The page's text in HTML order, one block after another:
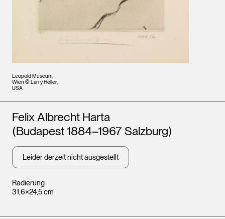
Leopold Museum,
Wien © Larry Heller,
USA
Radierung
31,6×24,5 cm
Künstler*innen
Felix Albrecht Harta
(Budapest 1884–1967 Salzburg)
Leider derzeit nicht ausgestellt